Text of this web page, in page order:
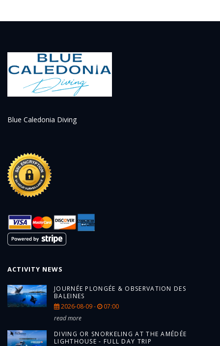
Blue Caledonia Diving
ACTIVITY NEWS
JOURNÉE PLONGÉE & OBSERVATION DES
BALEINES
2026-08-09 -
07:00
read more
DIVING OR SNORKELING AT THE AMÉDÉE
LIGHTHOUSE - FULL DAY TRIP